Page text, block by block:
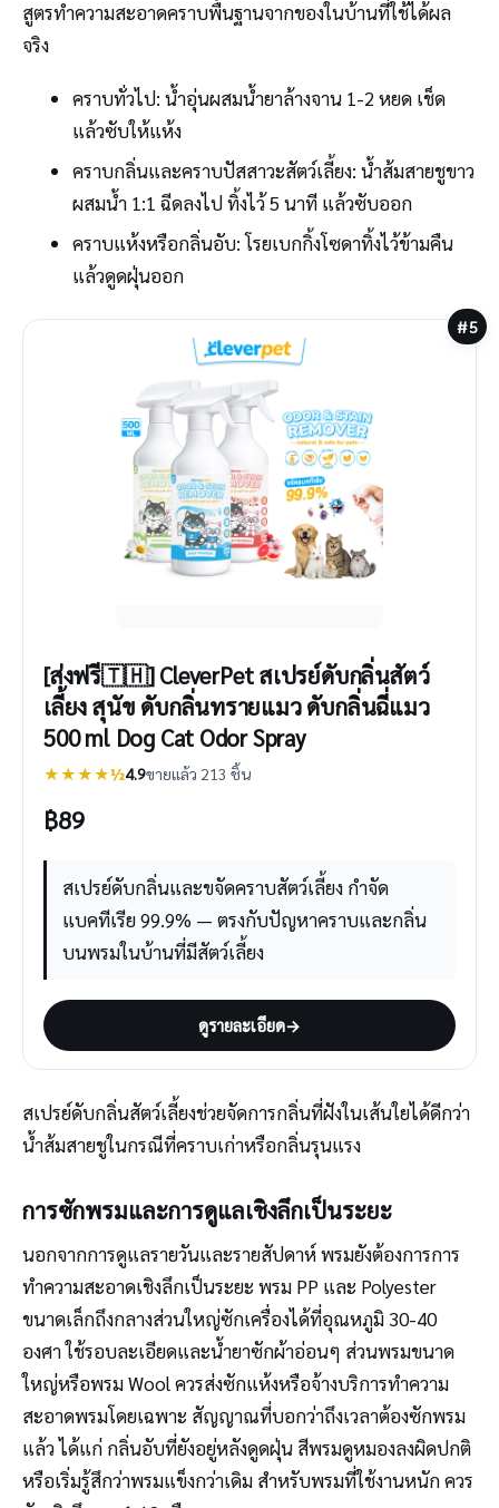
สูตรทำความสะอาดคราบพื้นฐานจากของในบ้านที่ใช้ได้ผล
จริง
คราบทั่วไป: น้ำอุ่นผสมน้ำยาล้างจาน 1-2 หยด เช็ด
แล้วซับให้แห้ง
คราบกลิ่นและคราบปัสสาวะสัตว์เลี้ยง: น้ำส้มสายชูขาว
ผสมน้ำ 1:1 ฉีดลงไป ทิ้งไว้ 5 นาที แล้วซับออก
คราบแห้งหรือกลิ่นอับ: โรยเบกกิ้งโซดาทิ้งไว้ข้ามคืน
แล้วดูดฝุ่นออก
#5
[ส่งฟรี🇹🇭] CleverPet สเปรย์ดับกลิ่นสัตว์
เลี้ยง สุนัข ดับกลิ่นทรายแมว ดับกลิ่นฉี่แมว
500 ml Dog Cat Odor Spray
★★★★½4.9ขายแล้ว 213 ชิ้น
฿89
สเปรย์ดับกลิ่นและขจัดคราบสัตว์เลี้ยง กำจัด
แบคทีเรีย 99.9% — ตรงกับปัญหาคราบและกลิ่น
บนพรมในบ้านที่มีสัตว์เลี้ยง
ดูรายละเอียด→
สเปรย์ดับกลิ่นสัตว์เลี้ยงช่วยจัดการกลิ่นที่ฝังในเส้นใยได้ดีกว่า
น้ำส้มสายชูในกรณีที่คราบเก่าหรือกลิ่นรุนแรง
การซักพรมและการดูแลเชิงลึกเป็นระยะ
นอกจากการดูแลรายวันและรายสัปดาห์ พรมยังต้องการการ
ทำความสะอาดเชิงลึกเป็นระยะ พรม PP และ Polyester
ขนาดเล็กถึงกลางส่วนใหญ่ซักเครื่องได้ที่อุณหภูมิ 30-40
องศา ใช้รอบละเอียดและน้ำยาซักผ้าอ่อนๆ ส่วนพรมขนาด
ใหญ่หรือพรม Wool ควรส่งซักแห้งหรือจ้างบริการทำความ
สะอาดพรมโดยเฉพาะ สัญญาณที่บอกว่าถึงเวลาต้องซักพรม
แล้ว ได้แก่ กลิ่นอับที่ยังอยู่หลังดูดฝุ่น สีพรมดูหมองลงผิดปกติ
หรือเริ่มรู้สึกว่าพรมแข็งกว่าเดิม สำหรับพรมที่ใช้งานหนัก ควร